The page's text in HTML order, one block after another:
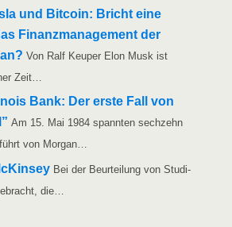
und Bit­co­in: Bricht eine
Finanz­ma­nage­ment der
Von Ralf Keu­per Elon Musk ist
Zeit…
Bank: Der ers­te Fall von
Am 15. Mai 1984 spann­ten sech­zehn
von Morgan…
Bei der Beur­tei­lung von Stu­di­
die…